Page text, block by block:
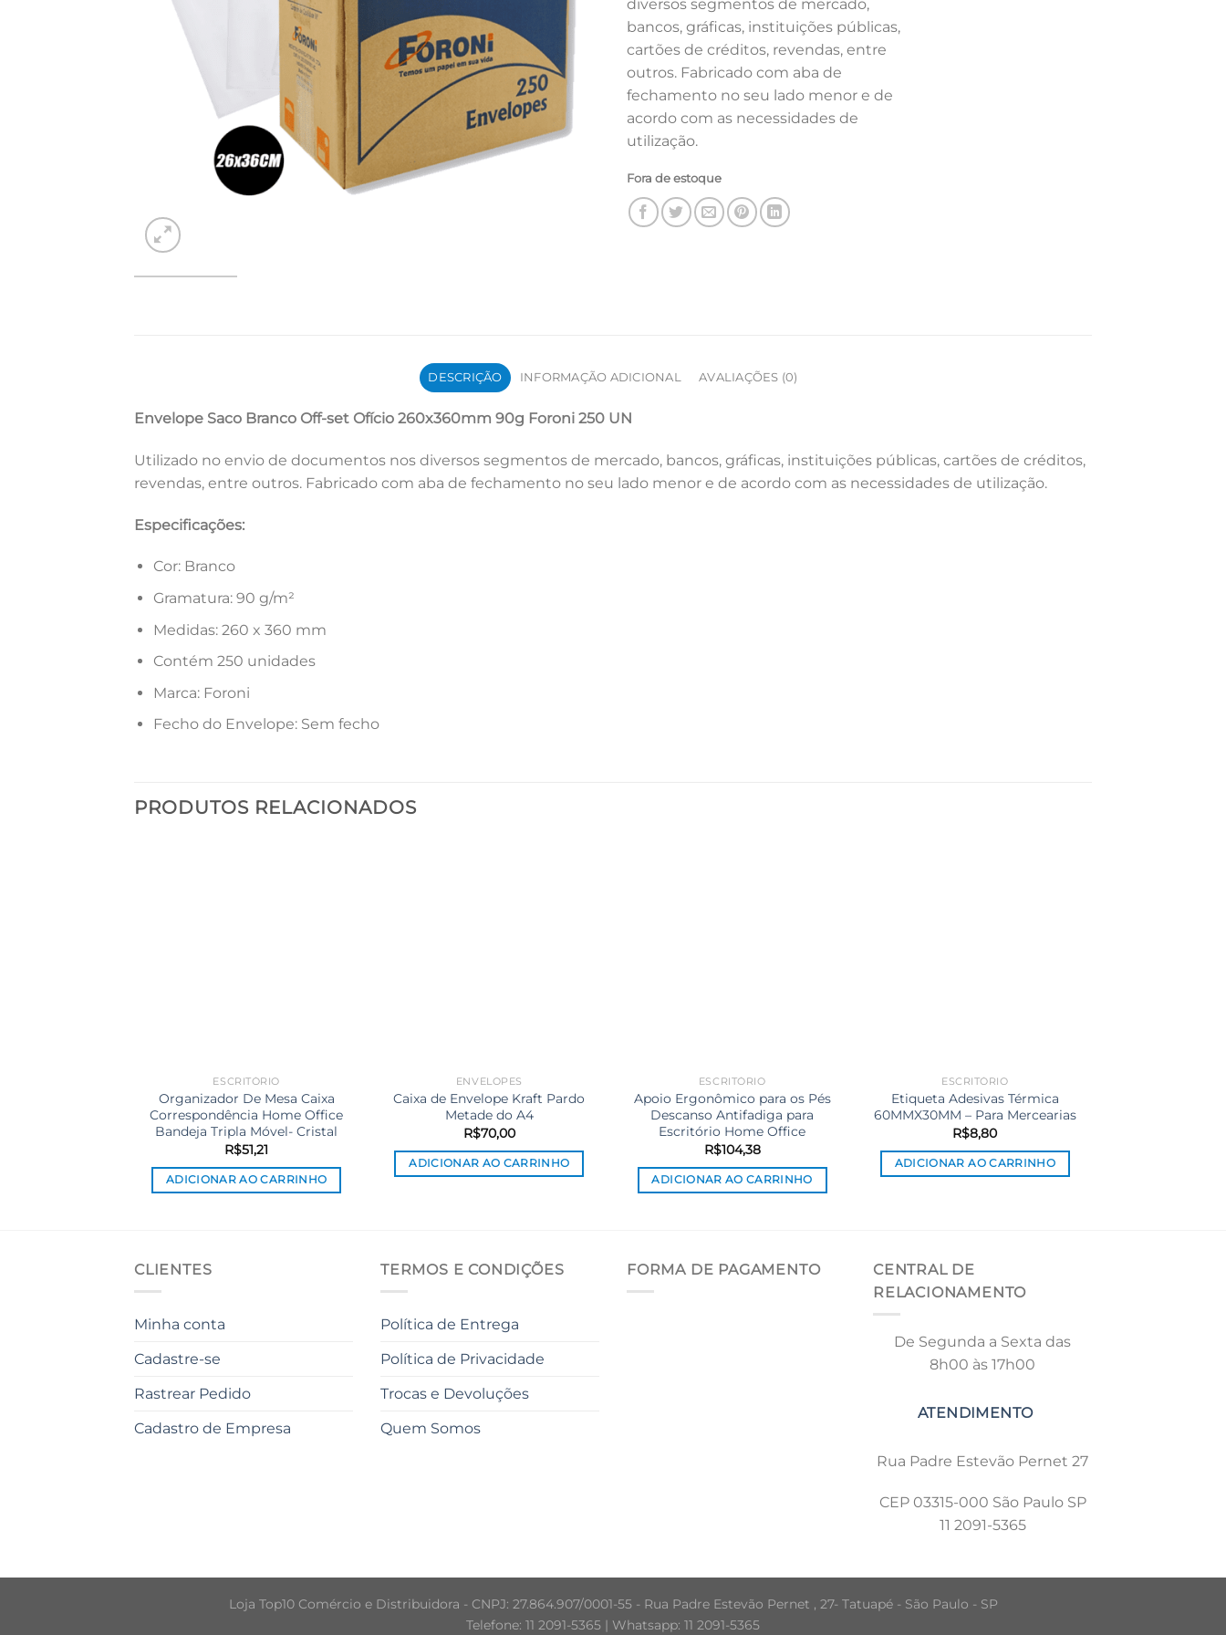
diversos segmentos de mercado,
bancos, gráficas, instituições públicas,
cartões de créditos, revendas, entre
outros. Fabricado com aba de
fechamento no seu lado menor e de
acordo com as necessidades de
utilização.
Fora de estoque
DESCRIÇÃO INFORMAÇÃO ADICIONAL AVALIAÇÕES (0)
Envelope Saco Branco Off-set Ofício 260x360mm 90g Foroni 250 UN
Utilizado no envio de documentos nos diversos segmentos de mercado, bancos, gráficas, instituições públicas, cartões de créditos,
revendas, entre outros. Fabricado com aba de fechamento no seu lado menor e de acordo com as necessidades de utilização.
Especificações:
Cor: Branco
Gramatura: 90 g/m²
Medidas: 260 x 360 mm
Contém 250 unidades
Marca: Foroni
Fecho do Envelope: Sem fecho
PRODUTOS RELACIONADOS
ESCRITÓRIO
Organizador De Mesa Caixa
Correspondência Home Office
Bandeja Tripla Móvel- Cristal
R$51,21
ADICIONAR AO CARRINHO
ENVELOPES
Caixa de Envelope Kraft Pardo
Metade do A4
R$70,00
ADICIONAR AO CARRINHO
ESCRITÓRIO
Apoio Ergonômico para os Pés
Descanso Antifadiga para
Escritório Home Office
R$104,38
ADICIONAR AO CARRINHO
ESCRITÓRIO
Etiqueta Adesivas Térmica
60MMX30MM – Para Mercearias
R$8,80
ADICIONAR AO CARRINHO
CLIENTES
Minha conta
Cadastre-se
Rastrear Pedido
Cadastro de Empresa
TERMOS E CONDIÇÕES
Política de Entrega
Política de Privacidade
Trocas e Devoluções
Quem Somos
FORMA DE PAGAMENTO
CENTRAL DE
RELACIONAMENTO
De Segunda a Sexta das
8h00 às 17h00
Rua Padre Estevão Pernet 27
CEP 03315-000 São Paulo SP
11 2091-5365
Loja Top10 Comércio e Distribuidora - CNPJ: 27.864.907/0001-55 - Rua Padre Estevão Pernet , 27- Tatuapé - São Paulo - SP
Telefone: 11 2091-5365 | Whatsapp: 11 2091-5365